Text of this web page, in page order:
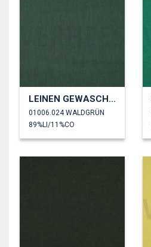
LEINEN GEWASCHEN 170 GM2
01006.024 WALDGRÜN
89%LI/11%CO